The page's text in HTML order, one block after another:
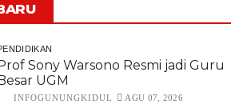
Prof Sony Warsono Resmi jadi Guru
Besar UGM
INFOGUNUNGKIDUL AGU 07, 2026